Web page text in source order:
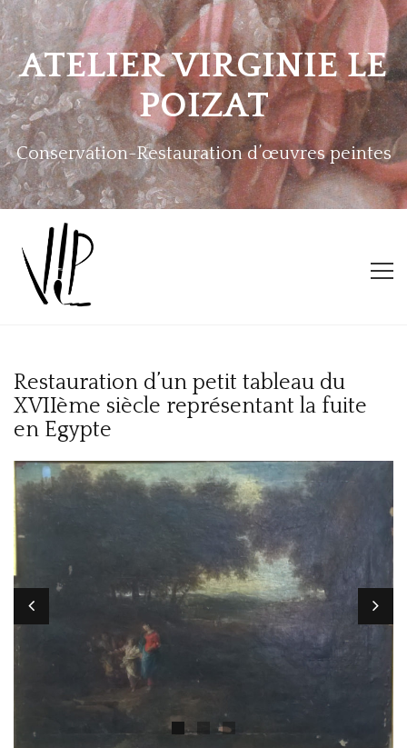
ATELIER VIRGINIE LE
POIZAT
Conservation-Restauration d’œuvres peintes
L’ATELIER
CONTACT
Restauration d’un petit tableau du
XVIIème siècle représentant la fuite
en Egypte